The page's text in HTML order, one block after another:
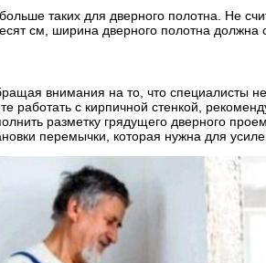
таких для дверного полотна. Не
см, ширина дверного полотна должна
внимания на то, что специалисты
работать с кирпичной стенкой,
разметку грядущего дверного
перемычки, которая нужна для